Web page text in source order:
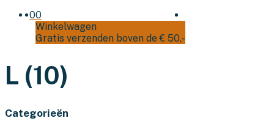
00
Winkelwagen
Gratis verzenden boven de € 50,-
L (10)
Categorieën